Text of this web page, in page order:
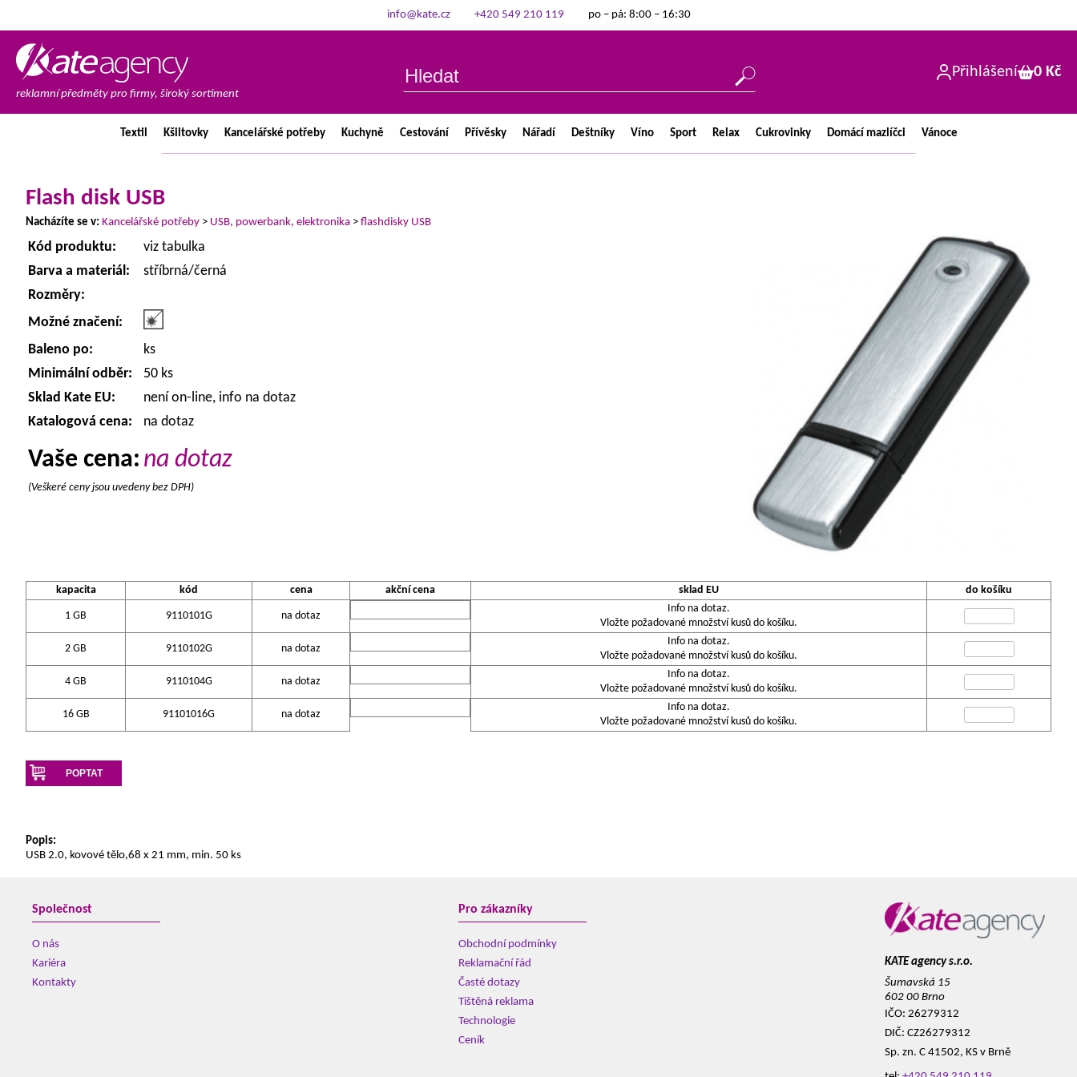
info@kate.cz +420 549 210 119 po – pá: 8:00 – 16:30
reklamní předměty pro firmy, široký sortiment
Přihlášení 0 Kč
Textil Kšiltovky Kancelářské potřeby Kuchyně Cestování Přívěsky Nářadí Deštníky Víno Sport Relax Cukrovinky Domácí mazlíčci Vánoce
Flash disk USB
Nacházíte se v: Kancelářské potřeby > USB, powerbank, elektronika > flashdisky USB
Kód produktu:
viz tabulka
Barva a materiál:
stříbrná/černá
Rozměry:
Možné značení:
Baleno po:
ks
Minimální odběr:
50 ks
Sklad Kate EU:
není on-line, info na dotaz
Katalogová cena:
na dotaz
Vaše cena: na dotaz
(Veškeré ceny jsou uvedeny bez DPH)
kapacita kód cena akční cena sklad EU do košíku
1 GB 9110101G na dotaz
Info na dotaz.
Vložte požadované množství kusů do košíku.
2 GB 9110102G na dotaz
Info na dotaz.
Vložte požadované množství kusů do košíku.
4 GB 9110104G na dotaz
Info na dotaz.
Vložte požadované množství kusů do košíku.
16 GB 91101016G na dotaz
Info na dotaz.
Vložte požadované množství kusů do košíku.
POPTAT
Popis:
USB 2.0, kovové tělo,68 x 21 mm, min. 50 ks
Společnost
O nás
Kariéra
Kontakty
Pro zákazníky
Obchodní podmínky
Reklamační řád
Časté dotazy
Tištěná reklama
Technologie
Ceník
KATE agency s.r.o.
Šumavská 15
602 00 Brno
IČO: 26279312
DIČ: CZ26279312
Sp. zn. C 41502, KS v Brně